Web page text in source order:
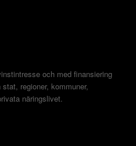
och med finansiering
regioner, kommuner,
näringslivet.